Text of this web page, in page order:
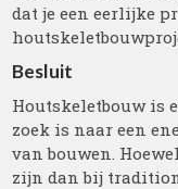
dat je een eerlijke
Besluit
Houtskeletbouw is
zoek is naar een
van bouwen.
zijn dan bij